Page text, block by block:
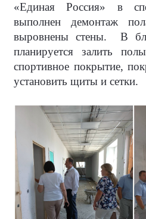
«Единая Россия» в
выполнен демонтаж
выровнены стены.
В
планируется залить
спортивное покрытие,
установить щиты и сетки.